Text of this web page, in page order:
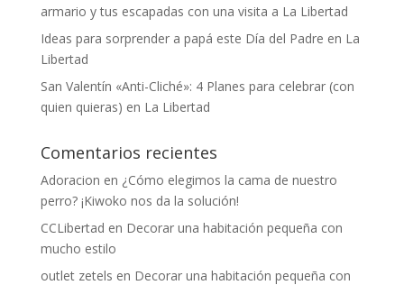
armario y tus escapadas con una visita a La Libertad
Ideas para sorprender a papá este Día del Padre en La
Libertad
San Valentín «Anti-Cliché»: 4 Planes para celebrar (con
quien quieras) en La Libertad
Comentarios recientes
Adoracion en ¿Cómo elegimos la cama de nuestro
perro? ¡Kiwoko nos da la solución!
CCLibertad en Decorar una habitación pequeña con
mucho estilo
outlet zetels en Decorar una habitación pequeña con